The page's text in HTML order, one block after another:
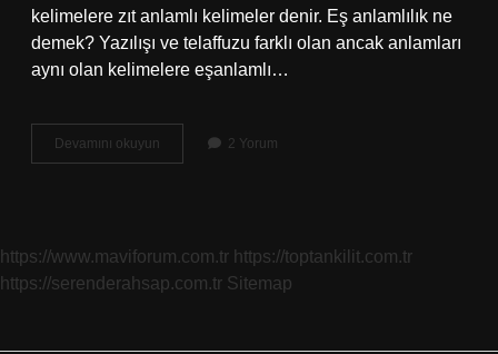
kelimelere zıt anlamlı kelimeler denir. Eş anlamlılık ne
demek? Yazılışı ve telaffuzu farklı olan ancak anlamları
aynı olan kelimelere eşanlamlı…
Devamını okuyun
Zıt
2 Yorum
https://www.maviforum.com.tr https://toptankilit.com.tr
https://serenderahsap.com.tr Sitemap